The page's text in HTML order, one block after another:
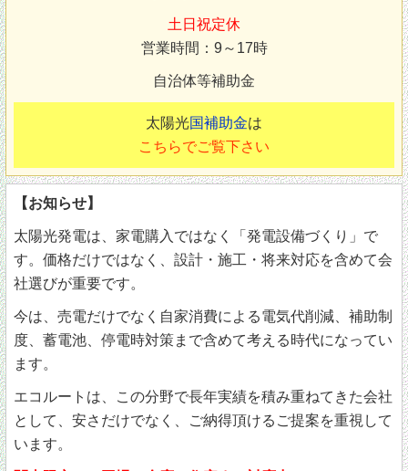
土日祝定休
営業時間：9～17時
自治体等補助金
太陽光国補助金は
こちらでご覧下さい
【お知らせ】
太陽光発電は、家電購入ではなく「発電設備づくり」で
す。価格だけではなく、設計・施工・将来対応を含めて会
社選びが重要です。
今は、売電だけでなく自家消費による電気代削減、補助制
度、蓄電池、停電時対策まで含めて考える時代になってい
ます。
エコルートは、この分野で長年実績を積み重ねてきた会社
として、安さだけでなく、ご納得頂けるご提案を重視して
います。